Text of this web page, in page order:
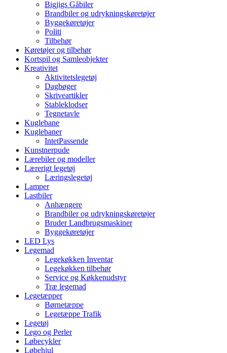
Bigjigs Gåbiler
Brandbiler og udrykningskøretøjer
Byggekøretøjer
Politi
Tilbehør
Køretøjer og tilbehør
Kortspil og Samleobjekter
Kreativitet
Aktivitetslegetøj
Dagbøger
Skriveartikler
Stableklodser
Tegnetavle
Kuglebane
Kuglebaner
IntetPassende
Kunstnerpude
Lærebiler og modeller
Lærerigt legetøj
Læringslegetøj
Lamper
Lastbiler
Anhængere
Brandbiler og udrykningskøretøjer
Bruder Landbrugsmaskiner
Byggekøretøjer
LED Lys
Legemad
Legekøkken Inventar
Legekøkken tilbehør
Service og Køkkenudstyr
Træ legemad
Legetæpper
Børnetæppe
Legetæppe Trafik
Legetøj
Lego og Perler
Løbecykler
Løbehjul